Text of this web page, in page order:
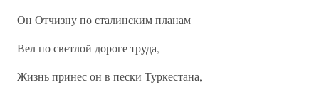
Он Отчизну по сталинским планам
Вел по светлой дороге труда,
Жизнь принес он в пески Туркестана,